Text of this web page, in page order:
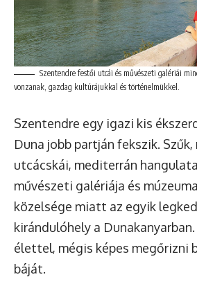
Szentendre festői utcái és művészeti galériái
vonzanak, gazdag kultúrájukkal és történelmükkel.
Szentendre egy igazi kis
Duna jobb partján fekszik. Szűk,
utcácskái, mediterrán
művészeti galériája és
közelsége miatt az egyik
kirándulóhely a
élettel, mégis képes megőrizni
báját.